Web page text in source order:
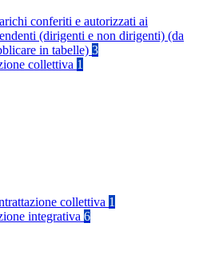
conferiti e autorizzati ai
(dirigenti e non dirigenti) (da
in tabelle) 3
collettiva 1
collettiva 1
integrativa 6